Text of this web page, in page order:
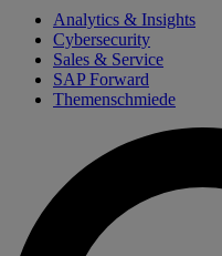
Analytics & Insights
Cybersecurity
Sales & Service
SAP Forward
Themenschmiede